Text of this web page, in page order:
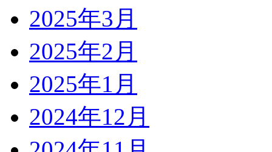
2025年3月
2025年2月
2025年1月
2024年12月